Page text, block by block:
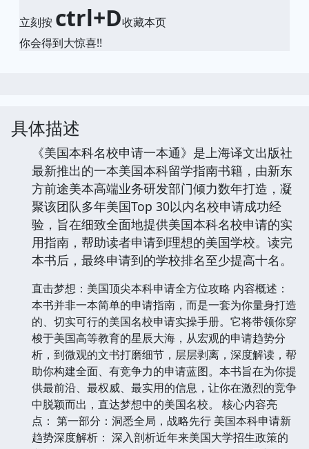
立刻按 ctrl+D收藏本页
你会得到大惊喜!!
具体描述
《美国本科名校申请一本通》是上海译文出版社
最新推出的一本美国本科留学指南书籍，由新东
方前途美本高端业务研发部门倾力数年打造，凝
聚该团队多年美国Top 30以内名校申请成功经
验，旨在细致全面地提供美国本科名校申请的实
用指南，帮助读者申请到理想的美国学校。读完
本书后，最终申请到的学校排名至少提高十名。
直击梦想：美国顶尖本科申请全方位攻略 内容概述：
本书并非一本简单的申请指南，而是一套为你量身打造
的、切实可行的美国名校申请实操手册。它将带领你穿
梭于美国高等教育的星辰大海，从宏观的申请趋势分
析，到微观的文书打磨细节，层层剥离，深度解读，帮
助你构建全面、有竞争力的申请蓝图。本书旨在为你提
供最前沿、最权威、最实用的信息，让你在激烈的竞争
中脱颖而出，直达梦想中的美国名校。 核心内容亮
点： 第一部分：洞悉全局，战略先行 美国本科申请新
趋势深度解析： 深入剖析近年来美国大学招生政策的